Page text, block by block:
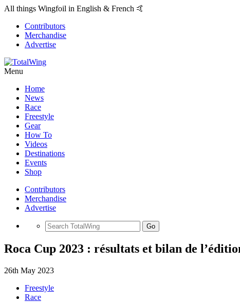
All things Wingfoil in English & French 🤙
Contributors
Merchandise
Advertise
Menu
Home
News
Race
Freestyle
Gear
How To
Videos
Destinations
Events
Shop
Contributors
Merchandise
Advertise
Go
Roca Cup 2023 : résultats et bilan de
26th May 2023
Freestyle
Race